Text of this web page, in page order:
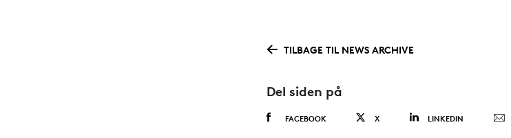
TILBAGE TIL NEWS ARCHIVE
Del siden på
FACEBOOK X LINKEDIN